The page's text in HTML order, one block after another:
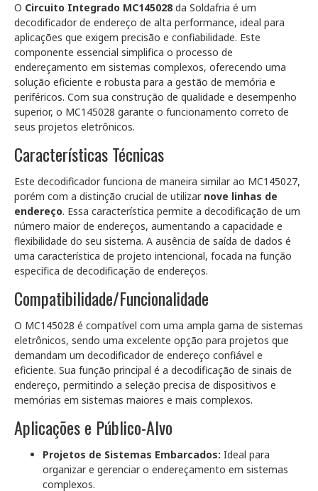
O Circuito Integrado MC145028da Soldafria é um
decodificador de endereço de alta performance, ideal para
aplicações que exigem precisão e confiabilidade. Este
componente essencial simplifica o processo de
endereçamento em sistemas complexos, oferecendo uma
solução eficiente e robusta para a gestão de memória e
periféricos. Com sua construção de qualidade e desempenho
superior, o MC145028 garante o funcionamento correto de
seus projetos eletrônicos.
Características Técnicas
Este decodificador funciona de maneira similar ao MC145027,
porém com a distinção crucial de utilizar nove linhas de
endereço. Essa característica permite a decodificação de um
número maior de endereços, aumentando a capacidade e
flexibilidade do seu sistema. A ausência de saída de dados é
uma característica de projeto intencional, focada na função
específica de decodificação de endereços.
Compatibilidade/Funcionalidade
O MC145028 é compatível com uma ampla gama de sistemas
eletrônicos, sendo uma excelente opção para projetos que
demandam um decodificador de endereço confiável e
eficiente. Sua função principal é a decodificação de sinais de
endereço, permitindo a seleção precisa de dispositivos e
memórias em sistemas maiores e mais complexos.
Aplicações e Público-Alvo
Projetos de Sistemas Embarcados: Ideal para
organizar e gerenciar o endereçamento em sistemas
complexos.